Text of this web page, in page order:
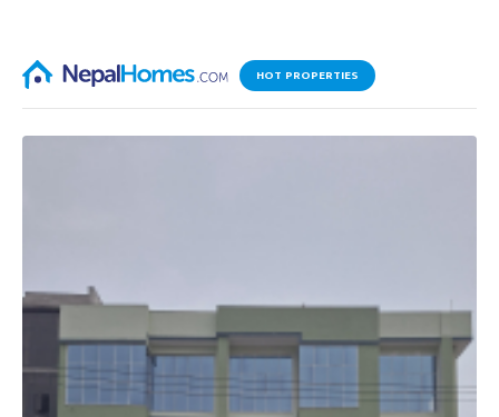
HOT PROPERTIES